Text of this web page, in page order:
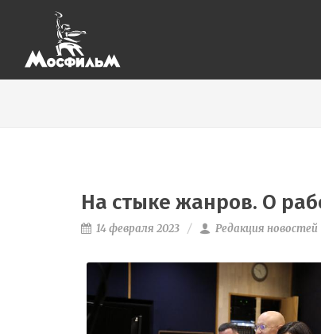
На стыке жанров. О
14 февраля 2023 Редакция новостей